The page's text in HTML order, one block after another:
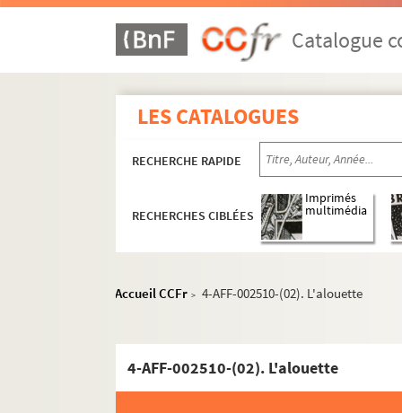
Catalogue
LES CATALOGUES
RECHERCHE RAPIDE
RECHERCHES CIBLÉES
Imprimés
multimédia
Accueil CCFr > 4-AFF-002510-(02). L'alouette
4-AFF-002510-(02). L'alouette
Ève
Le Funambule
L'Hippodrome
Historial de Montmartre
Au Lapin agile
Lavoir moderne parisien
Manufacture des Abbesses
Moulin de la Chanson
Sudden théâtre
Théâtre de l'Atalante